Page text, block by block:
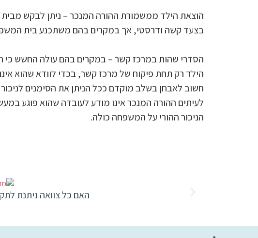
הוצאת הילד ממשמורת ההורה המנכר – ניתן לבקש
בצעד קשה ודרסטי, אך במקרים בהם משתכנע בית המשפט
הסדרי שהות במרכז קשר – במקרים בהם עולה החשש כי
הילד רק תחת פיקוח של מרכז קשר, בכדי לוודא שהוא
חשוב לאבחן בשלב מוקדם ככל הניתן את הסימנים
לעיתים ההורה המנכר אינו מודע לעובדה שהוא פוגע
הניכור ההורי על המשפחה כולה.
האם כל צוואה ניתנת